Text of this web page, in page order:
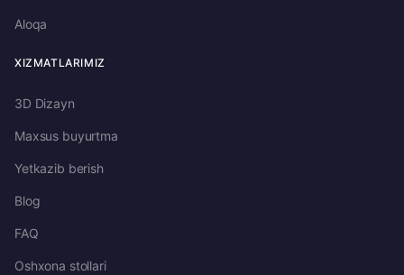
Aloqa
XIZMATLARIMIZ
3D Dizayn
Maxsus buyurtma
Yetkazib berish
Blog
FAQ
Oshxona stollari